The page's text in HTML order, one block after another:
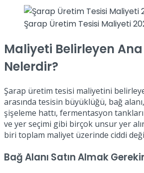
Şarap Üretim Tesisi Maliyeti
Maliyeti Belirleyen
Nelerdir?
Şarap üretim tesisi maliyetini
arasında tesisin büyüklüğü, bağ
şişeleme hattı, fermentasyon
ve yer seçimi gibi birçok unsur yer
biri toplam maliyet üzerinde ciddi
Bağ Alanı Satın Almak